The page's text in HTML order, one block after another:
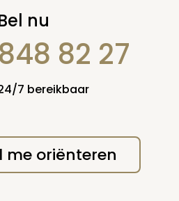
in
zien in
2017
nu
82 27
7 bereikbaar
me oriënteren